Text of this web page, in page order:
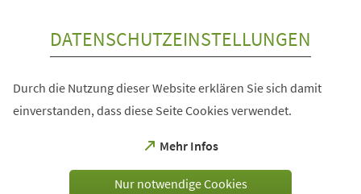
DATENSCHUTZEINSTELLUNGEN
Durch die Nutzung dieser Website erklären Sie sich damit
einverstanden, dass diese Seite Cookies verwendet.
Mehr Infos
(Öffnet
einem
Nur notwendige Cookies